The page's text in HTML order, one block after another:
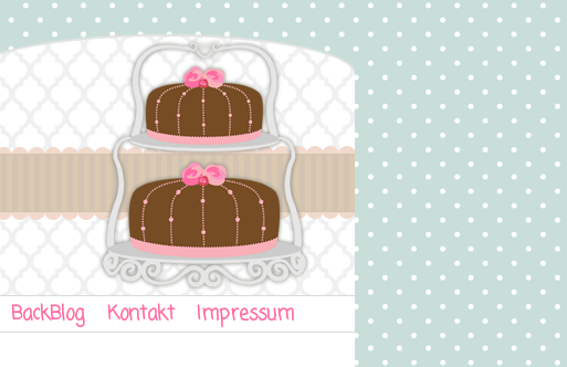
BackBlog Kontakt Impressum